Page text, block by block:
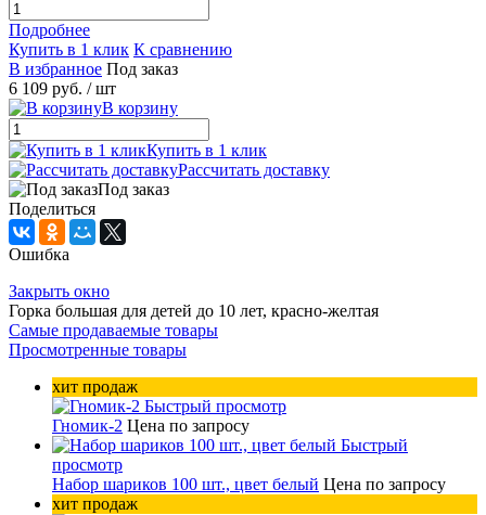
Подробнее
Купить в 1 клик К сравнению
В избранное Под заказ
6 109 руб. / шт
В корзину
Купить в 1 клик
Рассчитать доставку
Под заказ
Поделиться
Ошибка
Закрыть окно
Горка большая для детей до 10 лет, красно-желтая
Самые продаваемые товары
Просмотренные товары
хит продаж
Быстрый просмотр
Гномик-2 Цена по запросу
Быстрый
просмотр
Набор шариков 100 шт., цвет белый Цена по запросу
хит продаж